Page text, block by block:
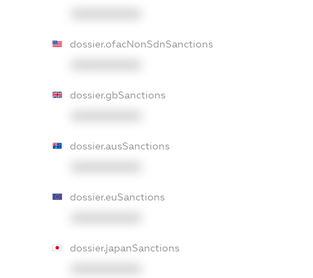
dossier.ofacNonSdnSanctions
dossier.gbSanctions
dossier.ausSanctions
dossier.euSanctions
dossier.japanSanctions